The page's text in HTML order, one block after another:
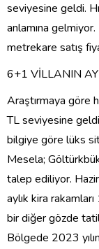
seviyesine geldi.
anlamına
metrekare satış
6+1 VİLLANIN
Araştırmaya göre
TL seviyesine
bilgiye göre lüks
Mesela;
talep ediliyor.
aylık kira
bir diğer gözde
Bölgede 2023